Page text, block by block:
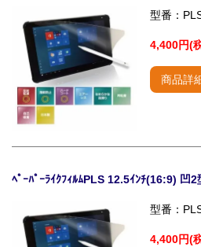
型番：
4,400円(
商品詳
ﾍﾟｰﾊﾟｰﾗｲｸﾌｨﾙﾑPLS 12.5ｲﾝﾁ(16:9) 凹2
型番：
4,400円(